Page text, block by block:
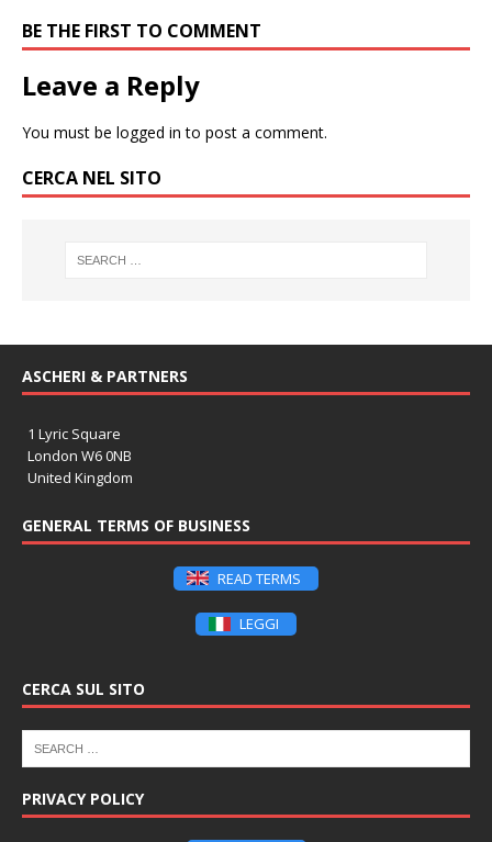
BE THE FIRST TO COMMENT
Leave a Reply
You must be logged in to post a comment.
CERCA NEL SITO
ASCHERI & PARTNERS
1 Lyric Square
London W6 0NB
United Kingdom
GENERAL TERMS OF BUSINESS
READ TERMS
LEGGI
CERCA SUL SITO
PRIVACY POLICY